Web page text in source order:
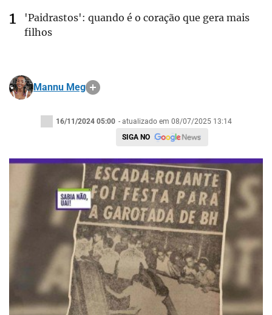
'Paidrastos': quando é o coração que gera mais
filhos
Mannu Meg
16/11/2024 05:00 - atualizado em 08/07/2025 13:14
SIGA NO